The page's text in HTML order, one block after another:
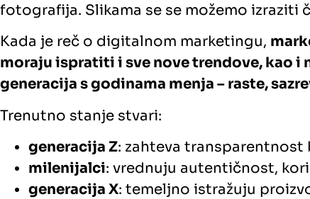
fotografija. Slikama se se možemo izraziti
Kada je reč o digitalnom marketingu,
moraju ispratiti i sve nove trendove, kao i
generacija s godinama menja – raste,
Trenutno stanje stvari:
generacija Z: zahteva transparentnost
milenijalci: vrednuju autentičnost,
generacija X: temeljno istražuju